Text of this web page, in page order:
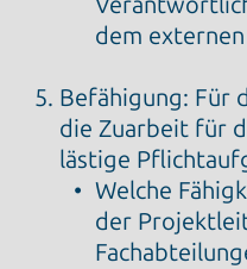
dem
Befähigung: Für
die Zuarbeit für
lästige
Welche
der